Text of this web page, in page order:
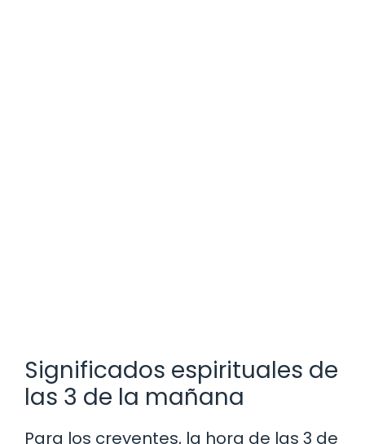
Significados espirituales de
las 3 de la mañana
Para los creyentes, la hora de las 3 de